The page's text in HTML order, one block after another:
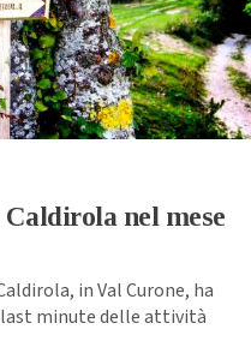
nel mese
in Val Curone, ha
minute delle attività